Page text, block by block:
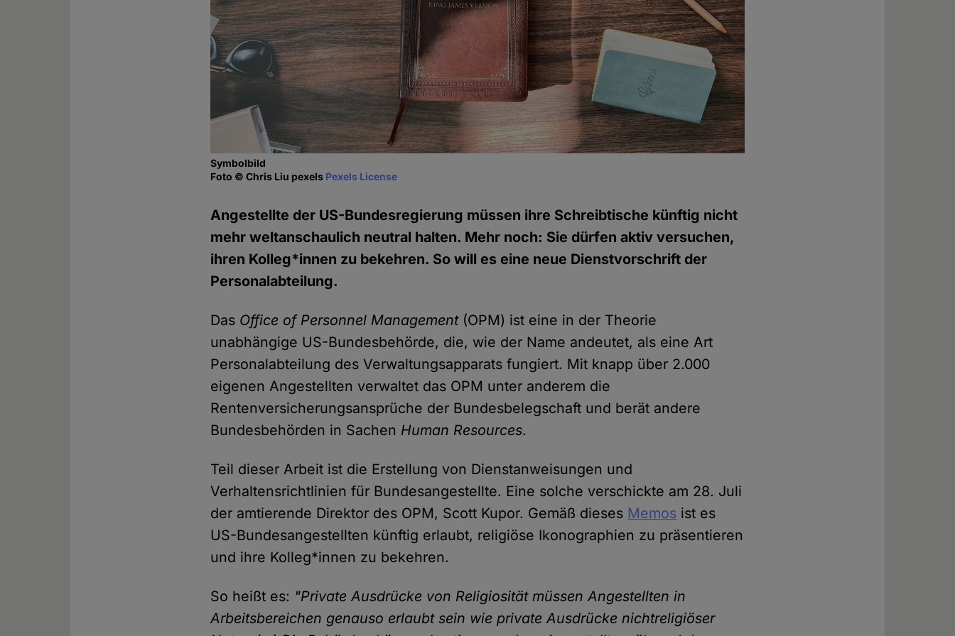
Symbolbild
Foto © Chris Liu pexels Pexels License
Angestellte der US-Bundesregierung müssen ihre Schreibtische künftig nicht
mehr weltanschaulich neutral halten. Mehr noch: Sie dürfen aktiv versuchen,
ihren Kolleg*innen zu bekehren. So will es eine neue Dienstvorschrift der
Personalabteilung.
Das Office of Personnel Management(OPM) ist eine in der Theorie
unabhängige US-Bundesbehörde, die, wie der Name andeutet, als eine Art
Personalabteilung des Verwaltungsapparats fungiert. Mit knapp über 2.000
eigenen Angestellten verwaltet das OPM unter anderem die
Rentenversicherungsansprüche der Bundesbelegschaft und berät andere
Bundesbehörden in Sachen Human Resources.
Teil dieser Arbeit ist die Erstellung von Dienstanweisungen und
Verhaltensrichtlinien für Bundesangestellte. Eine solche verschickte am 28. Juli
der amtierende Direktor des OPM, Scott Kupor. Gemäß dieses Memos ist es
US-Bundesangestellten künftig erlaubt, religiöse Ikonographien zu präsentieren
und ihre Kolleg*innen zu bekehren.
So heißt es: "Private Ausdrücke von Religiosität müssen Angestellten in
Arbeitsbereichen genauso erlaubt sein wie private Ausdrücke nichtreligiöser